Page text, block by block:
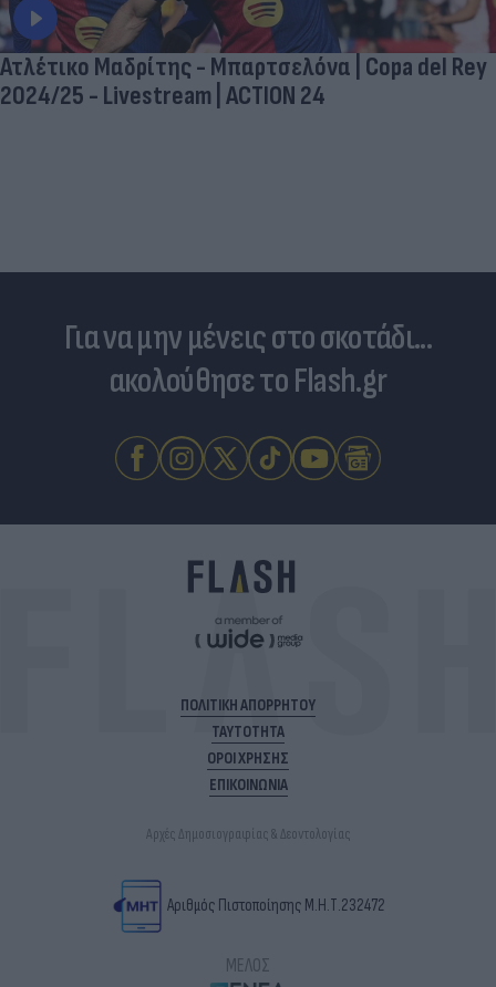
Ατλέτικο Μαδρίτης - Μπαρτσελόνα | Copa del Rey
2024/25 - Livestream | ACTION 24
Για να μην μένεις στο σκοτάδι...
ακολούθησε το Flash.gr
ΠΟΛΙΤΙΚΗ ΑΠΟΡΡΗΤΟΥ
ΤΑΥΤΟΤΗΤΑ
ΟΡΟΙ ΧΡΗΣΗΣ
ΕΠΙΚΟΙΝΩΝΙΑ
Αρχές Δημοσιογραφίας & Δεοντολογίας
Αριθμός Πιστοποίησης Μ.Η.Τ.232472
ΜΕΛΟΣ